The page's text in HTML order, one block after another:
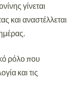
γίνεται
και αναστέλλεται
ρόλο που
και τις